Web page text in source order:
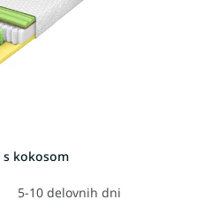
s kokosom
5-10 delovnih dni